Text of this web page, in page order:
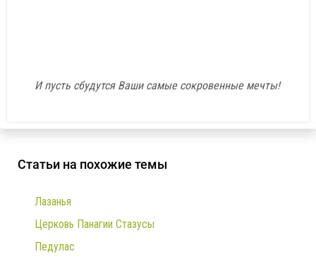
И пусть сбудутся Ваши самые сокровенные мечты!
Статьи на похожие темы
Лазанья
Церковь Панагии Стазусы
Педулас